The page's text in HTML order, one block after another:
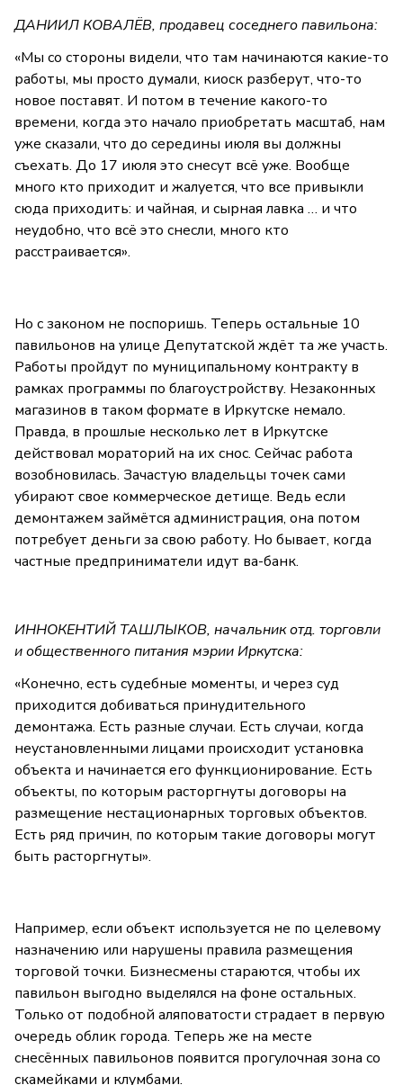
ДАНИИЛ КОВАЛЁВ, продавец соседнего павильона:
«Мы со стороны видели, что там начинаются какие-то
работы, мы просто думали, киоск разберут, что-то
новое поставят. И потом в течение какого-то
времени, когда это начало приобретать масштаб, нам
уже сказали, что до середины июля вы должны
съехать. До 17 июля это снесут всё уже. Вообще
много кто приходит и жалуется, что все привыкли
сюда приходить: и чайная, и сырная лавка … и что
неудобно, что всё это снесли, много кто
расстраивается».
Но с законом не поспоришь. Теперь остальные 10
павильонов на улице Депутатской ждёт та же участь.
Работы пройдут по муниципальному контракту в
рамках программы по благоустройству. Незаконных
магазинов в таком формате в Иркутске немало.
Правда, в прошлые несколько лет в Иркутске
действовал мораторий на их снос. Сейчас работа
возобновилась. Зачастую владельцы точек сами
убирают свое коммерческое детище. Ведь если
демонтажем займётся администрация, она потом
потребует деньги за свою работу. Но бывает, когда
частные предприниматели идут ва-банк.
ИННОКЕНТИЙ ТАШЛЫКОВ, начальник отд. торговли
и общественного питания мэрии Иркутска:
«Конечно, есть судебные моменты, и через суд
приходится добиваться принудительного
демонтажа. Есть разные случаи. Есть случаи, когда
неустановленными лицами происходит установка
объекта и начинается его функционирование. Есть
объекты, по которым расторгнуты договоры на
размещение нестационарных торговых объектов.
Есть ряд причин, по которым такие договоры могут
быть расторгнуты».
Например, если объект используется не по целевому
назначению или нарушены правила размещения
торговой точки. Бизнесмены стараются, чтобы их
павильон выгодно выделялся на фоне остальных.
Только от подобной аляповатости страдает в первую
очередь облик города. Теперь же на месте
снесённых павильонов появится прогулочная зона со
скамейками и клумбами.